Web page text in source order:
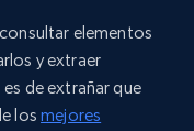
elementos
y extraer
de extrañar que
losmejores